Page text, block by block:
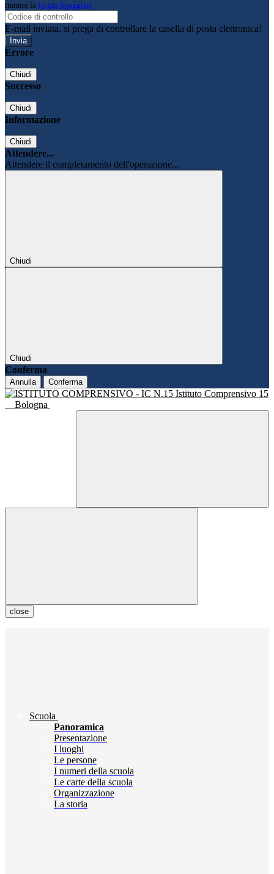
tramite la Login Spaggiari
E-mail inviata, si prega di controllare la casella di posta elettronica!
Errore
Chiudi
Successo
Chiudi
Informazione
Chiudi
Attendere...
Attendere il completamento dell'operazione...
Chiudi
Chiudi
Conferma
Annulla Conferma
Istituto Comprensivo 15
Bologna
close
Scuola
Panoramica
Presentazione
I luoghi
Le persone
I numeri della scuola
Le carte della scuola
Organizzazione
La storia